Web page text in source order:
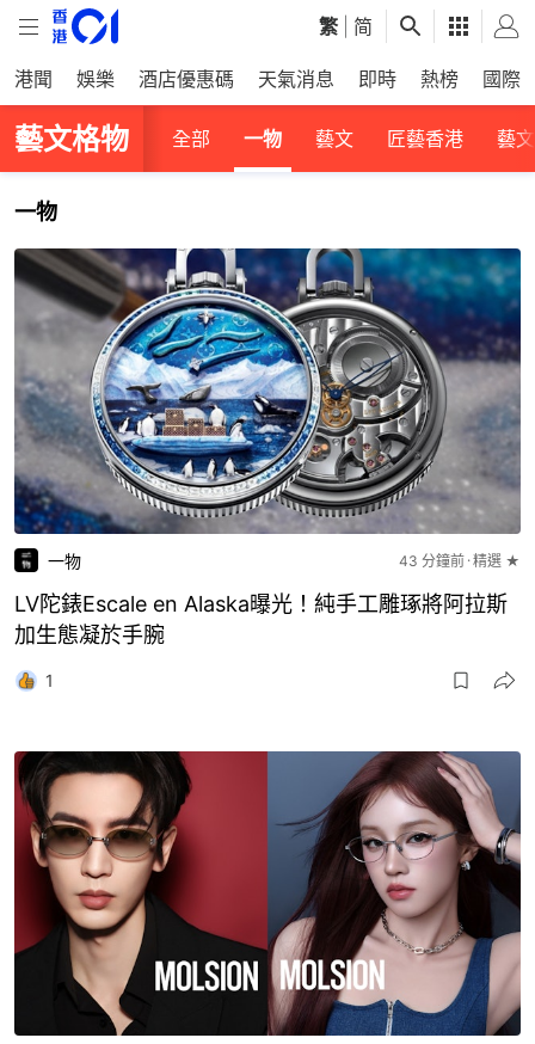
繁 简
港聞 娛樂 酒店優惠碼 天氣消息 即時 熱榜 國際
藝文格物 全部 一物 藝文 匠藝香港 藝
一物
一物 43 分鐘前 精選 ★
LV陀錶Escale en Alaska曝光！純手工雕琢將阿拉斯
加生態凝於手腕
1